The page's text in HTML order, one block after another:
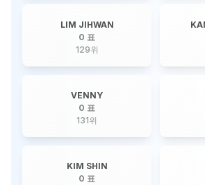
LIM JIHWAN
0 표
129위
VENNY
0 표
131위
KIM SHIN
0 표